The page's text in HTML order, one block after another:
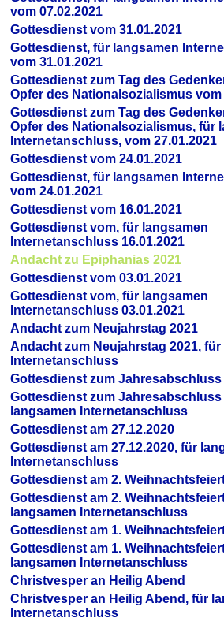
vom 07.02.2021
Gottesdienst vom 31.01.2021
Gottesdienst, für langsamen
vom 31.01.2021
Gottesdienst zum Tag des
Opfer des Nationalsozialismus vom
Gottesdienst zum Tag des
Opfer des Nationalsozialismus, für
Internetanschluss, vom 27.01.2021
Gottesdienst vom 24.01.2021
Gottesdienst, für langsamen
vom 24.01.2021
Gottesdienst vom 16.01.2021
Gottesdienst vom, für langsamen
Internetanschluss 16.01.2021
Andacht zu Epiphanias 2021
Gottesdienst vom 03.01.2021
Gottesdienst vom, für langsamen
Internetanschluss 03.01.2021
Andacht zum Neujahrstag 2021
Andacht zum Neujahrstag 2021,
Internetanschluss
Gottesdienst zum Jahresabschluss
Gottesdienst zum Jahresabschluss
langsamen Internetanschluss
Gottesdienst am 27.12.2020
Gottesdienst am 27.12.2020, für
Internetanschluss
Gottesdienst am 2.
Gottesdienst am 2.
langsamen Internetanschluss
Gottesdienst am 1.
Gottesdienst am 1.
langsamen Internetanschluss
Christvesper an Heilig Abend
Christvesper an Heilig Abend, für
Internetanschluss